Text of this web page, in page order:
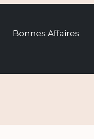
Bonnes Affaires